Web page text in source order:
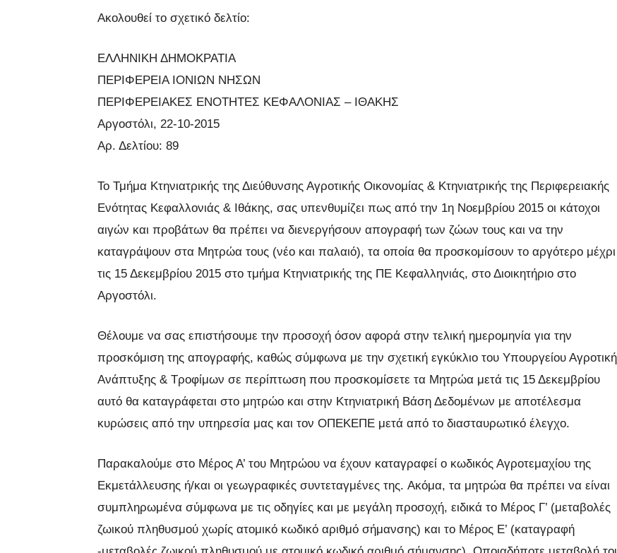
Ακολουθεί το σχετικό δελτίο:
ΕΛΛΗΝΙΚΗ ΔΗΜΟΚΡΑΤΙΑ
ΠΕΡΙΦΕΡΕΙΑ ΙΟΝΙΩΝ ΝΗΣΩΝ
ΠΕΡΙΦΕΡΕΙΑΚΕΣ ΕΝΟΤΗΤΕΣ ΚΕΦΑΛΟΝΙΑΣ – ΙΘΑΚΗΣ
Αργοστόλι, 22-10-2015
Αρ. Δελτίου: 89
Το Τμήμα Κτηνιατρικής της Διεύθυνσης Αγροτικής Οικονομίας & Κτηνιατρικής της Περιφερειακής
Ενότητας Κεφαλλονιάς & Ιθάκης, σας υπενθυμίζει πως από την 1η Νοεμβρίου 2015 οι κάτοχοι
αιγών και προβάτων θα πρέπει να διενεργήσουν απογραφή των ζώων τους και να την
καταγράψουν στα Μητρώα τους (νέο και παλαιό), τα οποία θα προσκομίσουν το αργότερο μέχρι
τις 15 Δεκεμβρίου 2015 στο τμήμα Κτηνιατρικής της ΠΕ Κεφαλληνιάς, στο Διοικητήριο στο
Αργοστόλι.
Θέλουμε να σας επιστήσουμε την προσοχή όσον αφορά στην τελική ημερομηνία για την
προσκόμιση της απογραφής, καθώς σύμφωνα με την σχετική εγκύκλιο του Υπουργείου
Ανάπτυξης & Τροφίμων σε περίπτωση που προσκομίσετε τα Μητρώα μετά τις 15 Δεκεμβρίου
αυτό θα καταγράφεται στο μητρώο και στην Κτηνιατρική Βάση Δεδομένων με αποτέλεσμα
κυρώσεις από την υπηρεσία μας και τον ΟΠΕΚΕΠΕ μετά από το διασταυρωτικό έλεγχο.
Παρακαλούμε στο Μέρος Α’ του Μητρώου να έχουν καταγραφεί ο κωδικός Αγροτεμαχίου της
Εκμετάλλευσης ή/και οι γεωγραφικές συντεταγμένες της. Ακόμα, τα μητρώα θα πρέπει να είναι
συμπληρωμένα σύμφωνα με τις οδηγίες και με μεγάλη προσοχή, ειδικά το Μέρος Γ’ (μεταβολές
ζωικού πληθυσμού χωρίς ατομικό κωδικό αριθμό σήμανσης) και το Μέρος Ε’ (καταγραφή